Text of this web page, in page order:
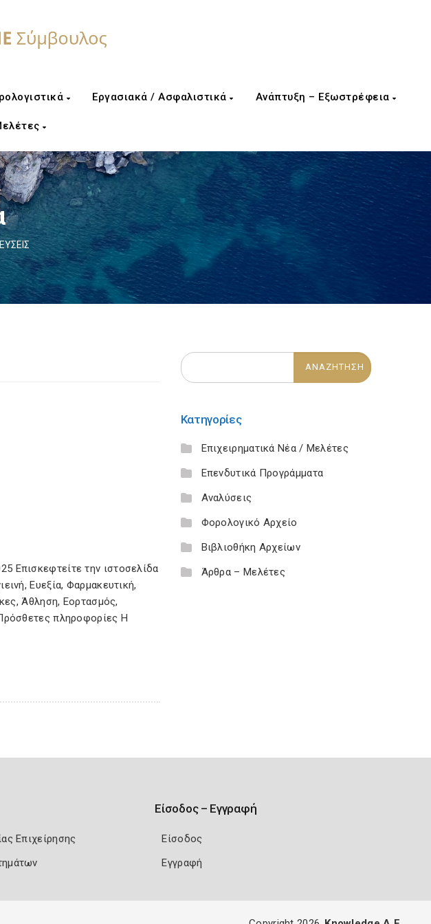
Εργασιακά / Ασφαλιστικά Ανάπτυξη – Εξωστρέφεια
Επισκεφτείτε την ιστοσελίδα
Ευεξία, Φαρμακευτική,
Άθληση, Εορτασμός,
πληροφορίες Η
Κατηγορίες
Επιχειρηματικά Νέα / Μελέτες
Επενδυτικά Προγράμματα
Αναλύσεις
Φορολογικό Αρχείο
Βιβλιοθήκη Αρχείων
Άρθρα – Μελέτες
Επιχείρησης
Είσοδος – Εγγραφή
Είσοδος
Εγγραφή